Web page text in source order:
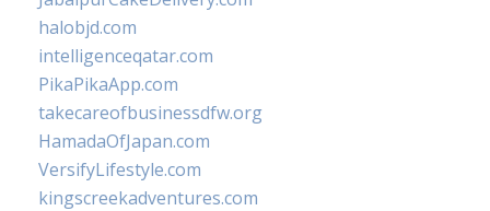
halobjd.com
intelligenceqatar.com
PikaPikaApp.com
takecareofbusinessdfw.org
HamadaOfJapan.com
VersifyLifestyle.com
kingscreekadventures.com